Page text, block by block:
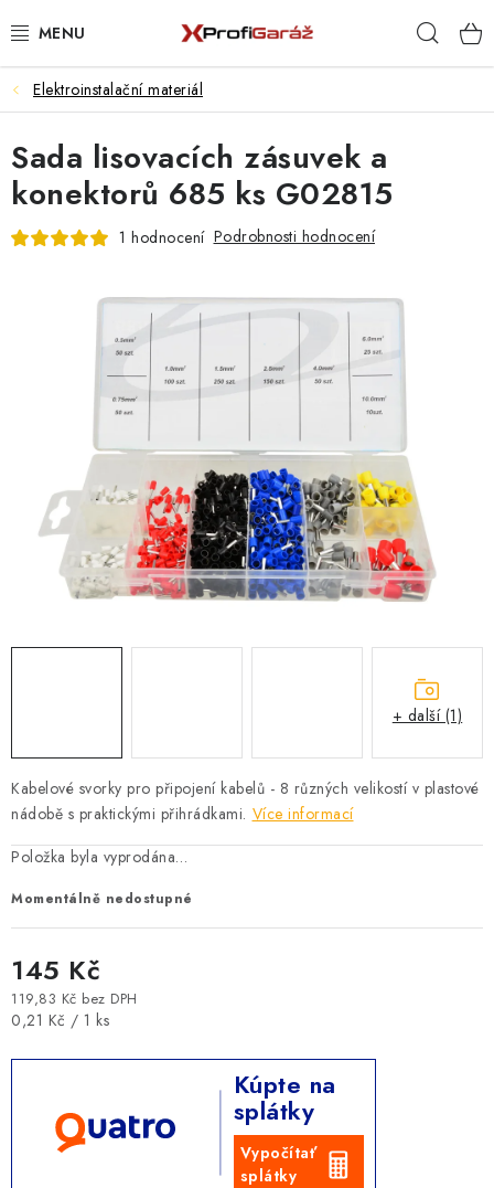
na
REALIZACE & ŘEŠENÍ
AKCE A NOVINKY
VYBAVENÍ PNEUSERVISU
VYBAVENÍ DÍLNY
PROFI PORADNA
AUTODOPLŇKY
Cookies
Ochrana osobních údajú
Jak funguje Zásilkovna?
LICENCE K FOTOGRAFIÍM
Doplňkové služby Profigaráž.cz
Elektroinstalační materiál
Kabelové svorky pro připojení kabelů - 8 různých velikostí v plastové
nádobě s praktickými přihrádkami. Více informací
Položka byla vyprodána…
Momentálně nedostupné
145 Kč
119,83 Kč bez DPH
Měrná cena:
0,21 Kč / 1 ks
Kúpte na
splátky
Vypočítať
splátky
Sada lisovacích zásuvek a
konektorů 685 ks G02815
1 hodnocení Podrobnosti hodnocení
+ další (1)